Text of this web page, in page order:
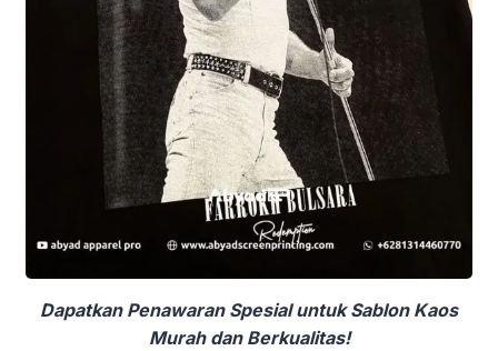
Dapatkan Penawaran Spesial untuk Sablon Kaos
Murah dan Berkualitas!